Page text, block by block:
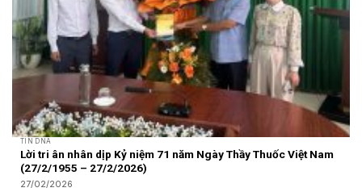
TIN DNA
Lời tri ân nhân dịp Kỷ niệm 71 năm Ngày Thầy Thuốc Việt Nam
(27/2/1955 – 27/2/2026)
27/02/2026